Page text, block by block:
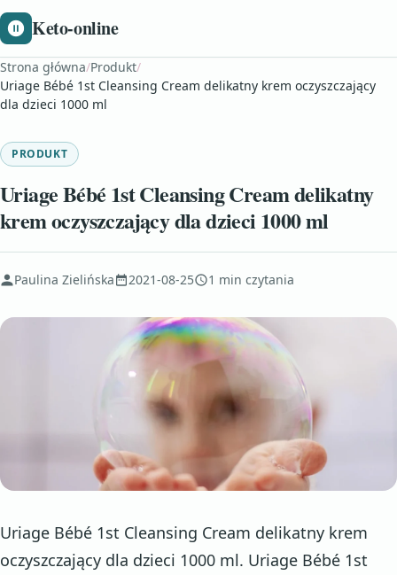
Keto-online
Strona główna/Produkt/
Uriage Bébé 1st Cleansing Cream delikatny krem oczyszczający
dla dzieci 1000 ml
PRODUKT
Uriage Bébé 1st Cleansing Cream delikatny
krem oczyszczający dla dzieci 1000 ml
Paulina Zielińska 2021-08-25 1 min czytania
Uriage Bébé 1st Cleansing Cream delikatny krem
oczyszczający dla dzieci 1000 ml. Uriage Bébé 1st